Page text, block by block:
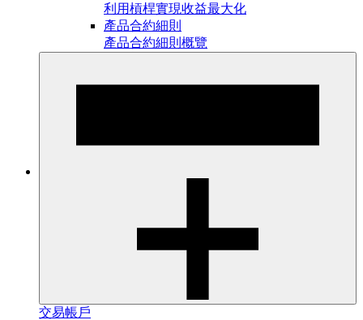
利用槓桿實現收益最大化
產品合約細則
產品合約細則概覽
交易帳戶